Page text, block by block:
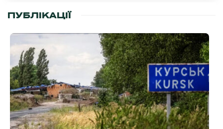
ПУБЛІКАЦІЇ